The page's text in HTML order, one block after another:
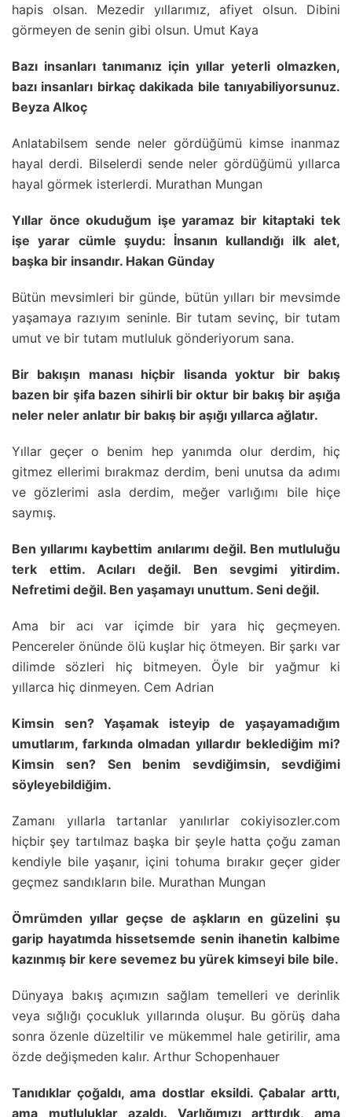
hapis olsan. Mezedir yıllarımız, afiyet olsun. Dibini
görmeyen de senin gibi olsun. Umut Kaya
Bazı insanları tanımanız için yıllar yeterli olmazken,
bazı insanları birkaç dakikada bile tanıyabiliyorsunuz.
Beyza Alkoç
Anlatabilsem sende neler gördüğümü kimse inanmaz
hayal derdi. Bilselerdi sende neler gördüğümü yıllarca
hayal görmek isterlerdi. Murathan Mungan
Yıllar önce okuduğum işe yaramaz bir kitaptaki tek
işe yarar cümle şuydu: İnsanın kullandığı ilk alet,
başka bir insandır. Hakan Günday
Bütün mevsimleri bir günde, bütün yılları bir mevsimde
yaşamaya razıyım seninle. Bir tutam sevinç, bir tutam
umut ve bir tutam mutluluk gönderiyorum sana.
Bir bakışın manası hiçbir lisanda yoktur bir bakış
bazen bir şifa bazen sihirli bir oktur bir bakış bir aşığa
neler neler anlatır bir bakış bir aşığı yıllarca ağlatır.
Yıllar geçer o benim hep yanımda olur derdim, hiç
gitmez ellerimi bırakmaz derdim, beni unutsa da adımı
ve gözlerimi asla derdim, meğer varlığımı bile hiçe
saymış.
Ben yıllarımı kaybettim anılarımı değil. Ben mutluluğu
terk ettim. Acıları değil. Ben sevgimi yitirdim.
Nefretimi değil. Ben yaşamayı unuttum. Seni değil.
Ama bir acı var içimde bir yara hiç geçmeyen.
Pencereler önünde ölü kuşlar hiç ötmeyen. Bir şarkı var
dilimde sözleri hiç bitmeyen. Öyle bir yağmur ki
yıllarca hiç dinmeyen. Cem Adrian
Kimsin sen? Yaşamak isteyip de yaşayamadığım
umutlarım, farkında olmadan yıllardır beklediğim mi?
Kimsin sen? Sen benim sevdiğimsin, sevdiğimi
söyleyebildiğim.
Zamanı yıllarla tartanlar yanılırlar cokiyisozler.com
hiçbir şey tartılmaz başka bir şeyle hatta çoğu zaman
kendiyle bile yaşanır, içini tohuma bırakır geçer gider
geçmez sandıkların bile. Murathan Mungan
Ömrümden yıllar geçse de aşkların en güzelini şu
garip hayatımda hissetsemde senin ihanetin kalbime
kazınmış bir kere sevemez bu yürek kimseyi bile bile.
Dünyaya bakış açımızın sağlam temelleri ve derinlik
veya sığlığı çocukluk yıllarında oluşur. Bu görüş daha
sonra özenle düzeltilir ve mükemmel hale getirilir, ama
özde değişmeden kalır. Arthur Schopenhauer
Tanıdıklar çoğaldı, ama dostlar eksildi. Çabalar arttı,
ama mutluluklar azaldı. Varlığımızı arttırdık, ama